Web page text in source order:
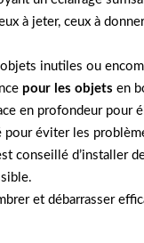
à jeter, ceux à
inutiles ou
pour les objets en
en profondeur
éviter les
conseillé
et débarrasser